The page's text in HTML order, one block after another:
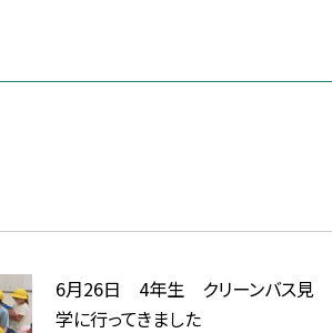
6月26日 4年生 クリーンバス見
学に行ってきました